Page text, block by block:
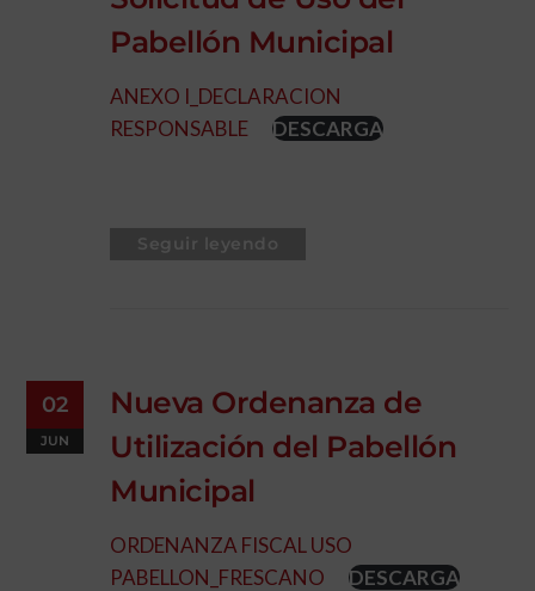
Pabellón Municipal
ANEXO I_DECLARACION
RESPONSABLE
DESCARGA
Seguir leyendo
02
JUN
Nueva Ordenanza de
Utilización del Pabellón
Municipal
ORDENANZA FISCAL USO
PABELLON_FRESCANO
DESCARGA